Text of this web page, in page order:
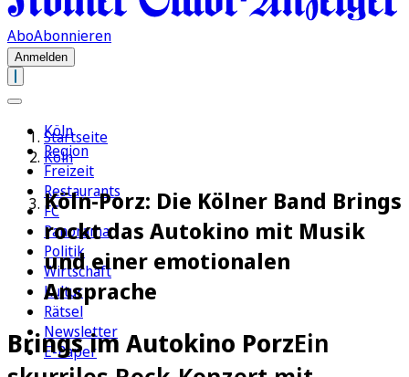
AboAbonnieren
Anmelden
Köln
Region
Freizeit
Restaurants
FC
Panorama
Politik
Wirtschaft
Kultur
Rätsel
Newsletter
E-Paper
Startseite
Köln
Köln-Porz: Die Kölner Band Brings
rockt das Autokino mit Musik
und einer emotionalen
Ansprache
Brings im Autokino PorzEin